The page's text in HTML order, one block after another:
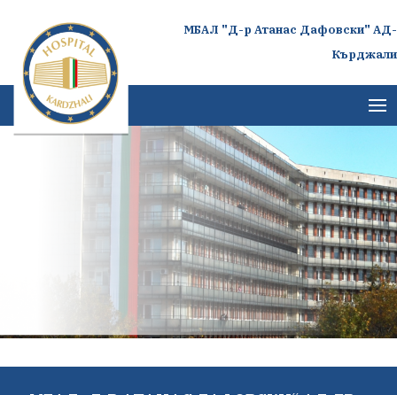
МБАЛ "Д-р Атанас Дафовски" АД-
Кърджали